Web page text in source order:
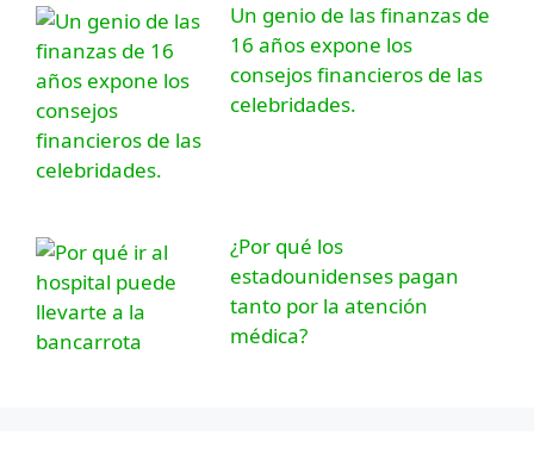
Un genio de las finanzas de
16 años expone los
consejos financieros de las
celebridades.
¿Por qué los
estadounidenses pagan
tanto por la atención
médica?